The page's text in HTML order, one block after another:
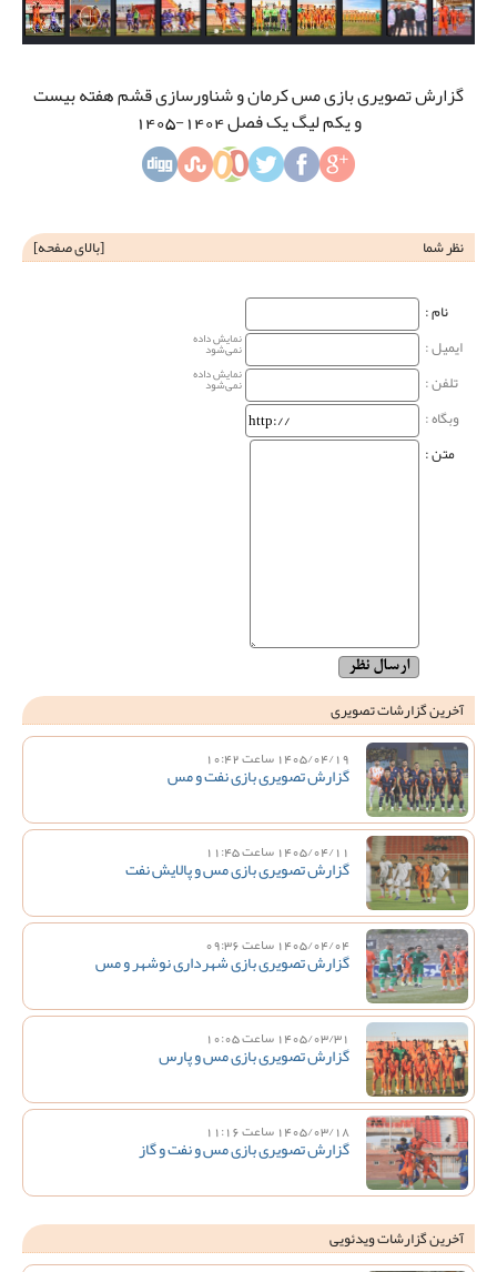
گزارش تصویری بازی مس کرمان و شناورسازی قشم هفته بیست
و یکم لیگ یک فصل 1404-1405
نظر شما [بالای صفحه]
نام‌ :
ایمیل :
نمایش داده
نمی‌شود
تلفن : نمایش داده
نمی‌شود
وبگاه‌ :
متن :
آخرین گزارشات تصویری
1405/04/19 ساعت 10:42
گزارش تصویری بازی نفت و مس
1405/04/11 ساعت 11:45
گزارش تصویری بازی مس و پالایش نفت
1405/04/04 ساعت 09:36
گزارش تصویری بازی شهرداری نوشهر و مس
1405/03/31 ساعت 10:05
گزارش تصویری بازی مس و پارس
1405/03/18 ساعت 11:16
گزارش تصویری بازی مس و نفت و گاز
آخرین گزارشات ویدئویی